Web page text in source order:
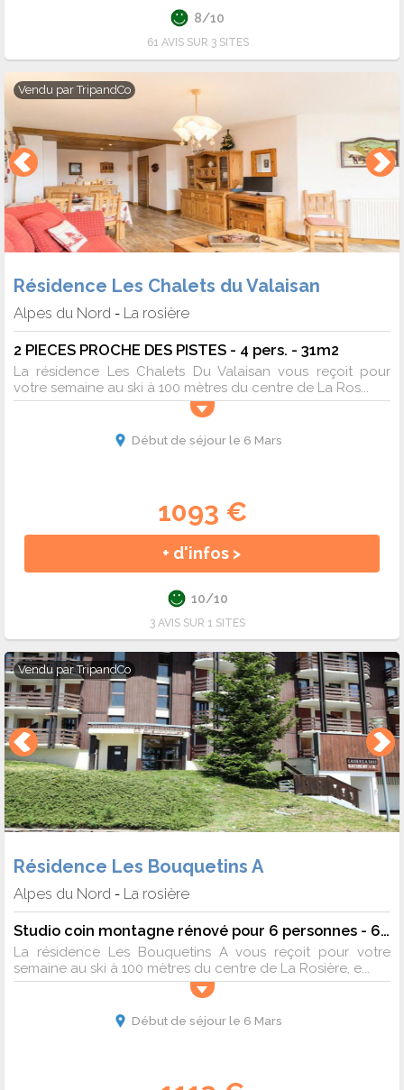
8/10
61 AVIS SUR 3 SITES
Vendu parTripandCo
Résidence Les Chalets du Valaisan
Alpes du Nord - La rosière
2 PIECES PROCHE DES PISTES - 4 pers. - 31m2
La résidence Les Chalets Du Valaisan vous reçoit pour
votre semaine au ski à 100 mètres du centre de La Ros...
Début de séjour le 6 Mars
1093 €
+ d'infos >
10/10
3 AVIS SUR 1 SITES
Vendu parTripandCo
Résidence Les Bouquetins A
Alpes du Nord - La rosière
Studio coin montagne rénové pour 6 personnes - 6 pers. - 26m2 - TV
La résidence Les Bouquetins A vous reçoit pour votre
semaine au ski à 100 mètres du centre de La Rosière, e...
Début de séjour le 6 Mars